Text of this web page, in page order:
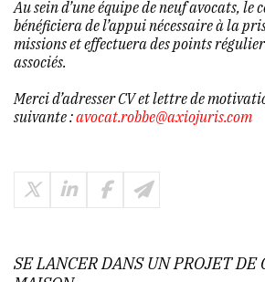
Au sein d’une équipe de neuf avocats,
bénéficiera de l’appui nécessaire à la
missions et effectuera des points
associés.
Merci d’adresser CV et lettre de
suivante :avocat.robbe@axiojuris.com
SE LANCER DANS UN PROJET DE